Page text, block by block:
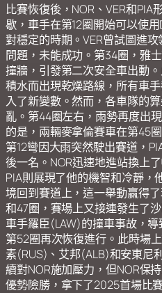
比賽恢復後，NOR、VER和
歇，車手在第12圈開始可以使
對穩定的時期。VER曾試圖進
問題，未能成功。第34圈，雅
撞牆，引發第二次安全車出動
積水而出現乾燥路線，所有車
入了新變數。然而，各車隊的
亂。第44圈左右，雨勢再度出
的是，兩輛麥拿倫賽車在第45
第12彎因大雨突然駛出賽道，
後一名。NOR迅速地進站換上
PIA則展現了他的機智和冷靜，
境回到賽道上，這一舉動贏得
和47圈，賽場上又接連發生了
車手羅臣(LAW)的撞車事故，
第52圈再次恢復進行。此時場
素(RUS)、艾邦(ALB)和安東尼
續對NOR施加壓力，但NOR保
優勢險勝，拿下了2025首場比